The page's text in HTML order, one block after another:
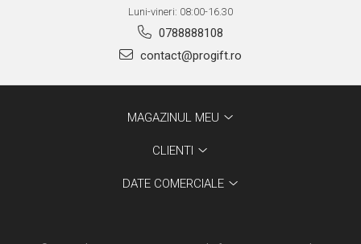
Luni-vineri: 08:00-16.30
0788888108
contact@progift.ro
MAGAZINUL MEU
CLIENTI
DATE COMERCIALE